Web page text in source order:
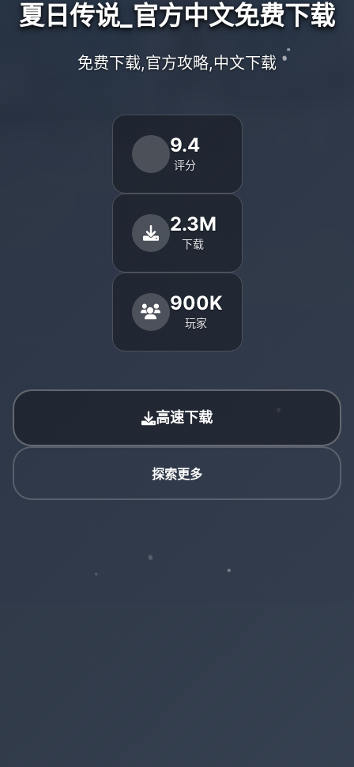
夏日传说_官方中文免费下载
免费下载,官方攻略,中文下载
9.4
评分
2.3M
下载
900K
玩家
高速下载
探索更多